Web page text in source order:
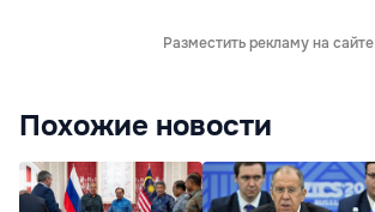
Разместить рекламу на сайте
Похожие новости